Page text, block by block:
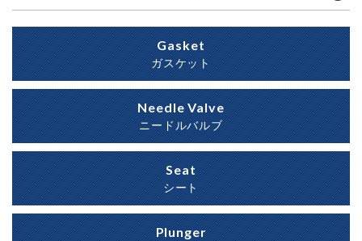
Gasket
ガスケット
Needle Valve
ニードルバルブ
Seat
シート
Plunger